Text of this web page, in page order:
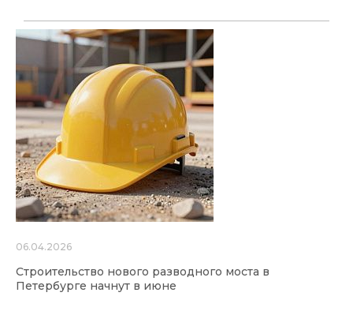
06.04.2026
Строительство нового разводного моста в
Петербурге начнут в июне